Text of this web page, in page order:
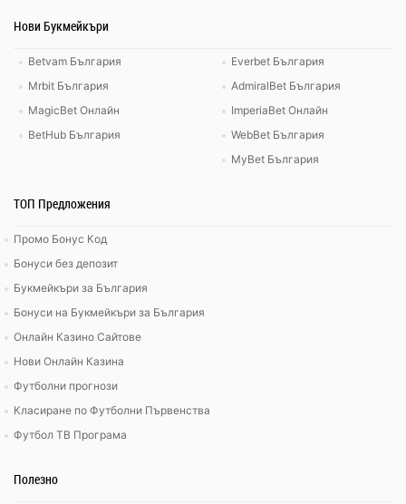
Нови Букмейкъри
Betvam България
Mrbit България
MagicBet Онлайн
BetHub България
Everbet България
AdmiralBet България
ImperiaBet Онлайн
WebBet България
MyBet България
ТОП Предложения
Промо Бонус Код
Бонуси без депозит
Букмейкъри за България
Бонуси на Букмейкъри за България
Онлайн Казино Сайтове
Нови Онлайн Казина
Футболни прогнози
Класиране по Футболни Първенства
Футбол ТВ Програма
Полезно